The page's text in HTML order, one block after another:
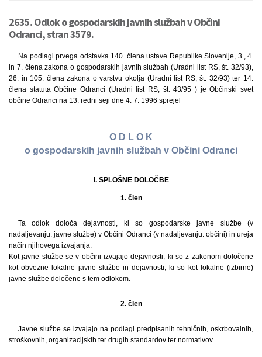
2635. Odlok o gospodarskih javnih službah v Občini
Odranci, stran 3579.
Na podlagi prvega odstavka 140. člena ustave Republike Slovenije, 3., 4.
in 7. člena zakona o gospodarskih javnih službah (Uradni list RS, št. 32/93),
26. in 105. člena zakona o varstvu okolja (Uradni list RS, št. 32/93) ter 14.
člena statuta Občine Odranci (Uradni list RS, št. 43/95 ) je Občinski svet
občine Odranci na 13. redni seji dne 4. 7. 1996 sprejel
O D L O K
o gospodarskih javnih službah v Občini Odranci
I. SPLOŠNE DOLOČBE
1. člen
Ta odlok določa dejavnosti, ki so gospodarske javne službe (v
nadaljevanju: javne službe) v Občini Odranci (v nadaljevanju: občini) in ureja
način njihovega izvajanja.
Kot javne službe se v občini izvajajo dejavnosti, ki so z zakonom določene
kot obvezne lokalne javne službe in dejavnosti, ki so kot lokalne (izbirne)
javne službe določene s tem odlokom.
2. člen
Javne službe se izvajajo na podlagi predpisanih tehničnih, oskrbovalnih,
stroškovnih, organizacijskih ter drugih standardov ter normativov.